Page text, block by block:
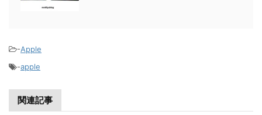
-Apple
-apple
関連記事